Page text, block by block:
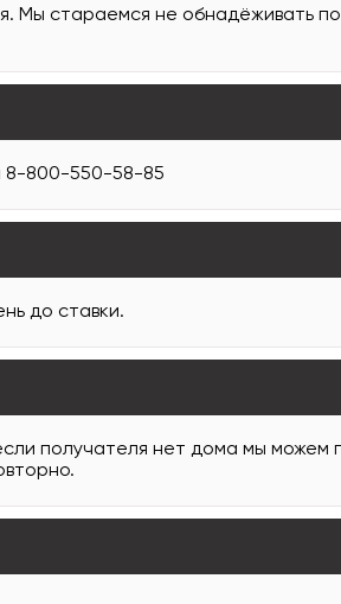
Мы стараемся не обнадёживать
8-800-550-58-85
до ставки.
получателя нет дома мы